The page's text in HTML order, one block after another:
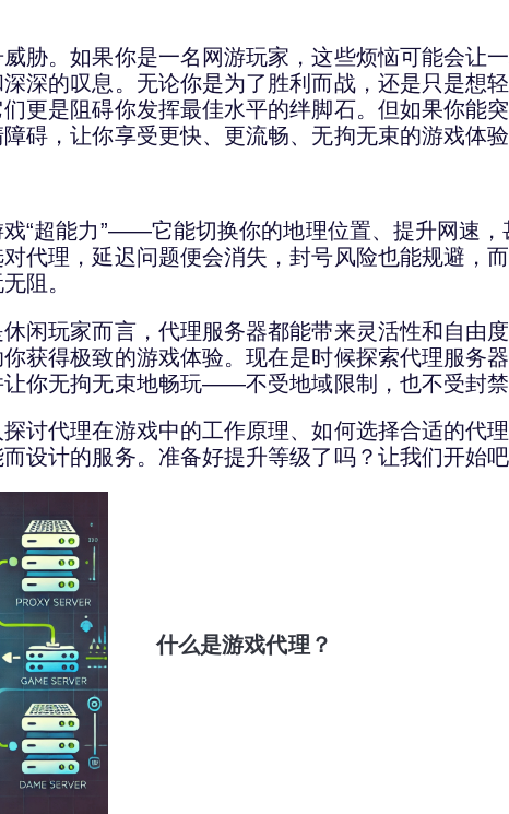
胁。如果你是一名网游玩家，这些烦恼可能会让
深的叹息。无论你是为了胜利而战，还是只是想
更是阻碍你发挥最佳水平的绊脚石。但如果你能
碍，让你享受更快、更流畅、无拘无束的游戏体验
“超能力”——它能切换你的地理位置、提升网速
代理，延迟问题便会消失，封号风险也能规避，
阻。
闲玩家而言，代理服务器都能带来灵活性和自由
获得极致的游戏体验。现在是时候探索代理服务
你无拘无束地畅玩——不受地域限制，也不受封禁
讨代理在游戏中的工作原理、如何选择合适的代
设计的服务。准备好提升等级了吗？让我们开始吧
什么是游戏代理？